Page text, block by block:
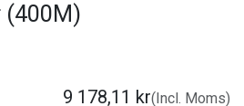
(400M)
9 178,11 kr(Incl. Moms)